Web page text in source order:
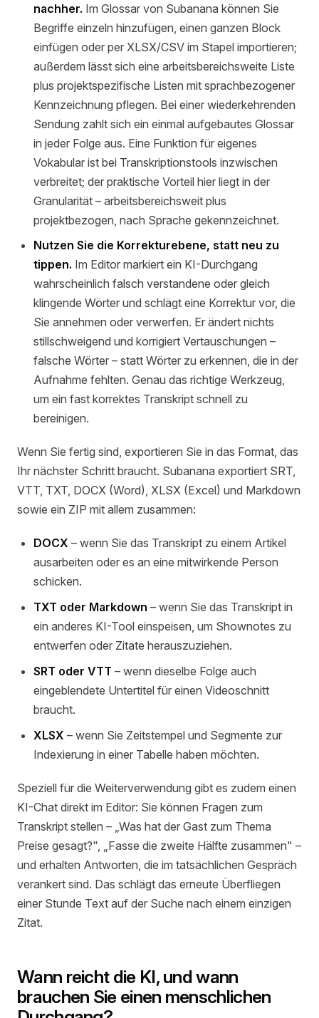
nachher. Im Glossar von Subanana können Sie
Begriffe einzeln hinzufügen, einen ganzen Block
einfügen oder per XLSX/CSV im Stapel importieren;
außerdem lässt sich eine arbeitsbereichsweite Liste
plus projektspezifische Listen mit sprachbezogener
Kennzeichnung pflegen. Bei einer wiederkehrenden
Sendung zahlt sich ein einmal aufgebautes Glossar
in jeder Folge aus. Eine Funktion für eigenes
Vokabular ist bei Transkriptionstools inzwischen
verbreitet; der praktische Vorteil hier liegt in der
Granularität – arbeitsbereichsweit plus
projektbezogen, nach Sprache gekennzeichnet.
Nutzen Sie die Korrekturebene, statt neu zu
tippen. Im Editor markiert ein KI-Durchgang
wahrscheinlich falsch verstandene oder gleich
klingende Wörter und schlägt eine Korrektur vor, die
Sie annehmen oder verwerfen. Er ändert nichts
stillschweigend und korrigiert Vertauschungen –
falsche Wörter – statt Wörter zu erkennen, die in der
Aufnahme fehlten. Genau das richtige Werkzeug,
um ein fast korrektes Transkript schnell zu
bereinigen.
Wenn Sie fertig sind, exportieren Sie in das Format, das
Ihr nächster Schritt braucht. Subanana exportiert SRT,
VTT, TXT, DOCX (Word), XLSX (Excel) und Markdown
sowie ein ZIP mit allem zusammen:
DOCX – wenn Sie das Transkript zu einem Artikel
ausarbeiten oder es an eine mitwirkende Person
schicken.
TXT oder Markdown – wenn Sie das Transkript in
ein anderes KI-Tool einspeisen, um Shownotes zu
entwerfen oder Zitate herauszuziehen.
SRT oder VTT – wenn dieselbe Folge auch
eingeblendete Untertitel für einen Videoschnitt
braucht.
XLSX – wenn Sie Zeitstempel und Segmente zur
Indexierung in einer Tabelle haben möchten.
Speziell für die Weiterverwendung gibt es zudem einen
KI-Chat direkt im Editor: Sie können Fragen zum
Transkript stellen – „Was hat der Gast zum Thema
Preise gesagt?", „Fasse die zweite Hälfte zusammen" –
und erhalten Antworten, die im tatsächlichen Gespräch
verankert sind. Das schlägt das erneute Überfliegen
einer Stunde Text auf der Suche nach einem einzigen
Zitat.
Wann reicht die KI, und wann
brauchen Sie einen menschlichen